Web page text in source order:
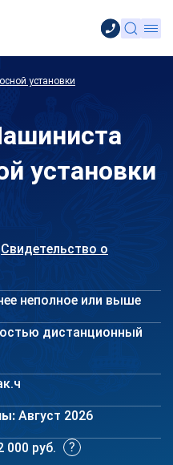
установки
установки
Свидетельство о
неполное или выше
дистанционный
Август 2026
000 руб.